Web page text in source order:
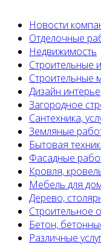
Новости
Отделочные
Недвижимость
Строительные
Строительные
Дизайн
Загородное
Сантехника,
Земляные
Бытовая
Фасадные
Кровля,
Мебель для
Дерево,
Строительное
Бетон,
Различные